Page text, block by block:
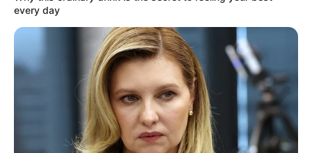
Varga Judit sokáig nem posztolt semmi a
every day